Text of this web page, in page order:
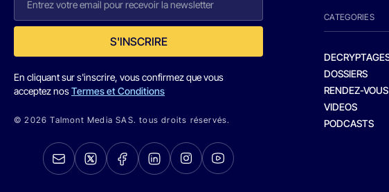
S'INSCRIRE
En cliquant sur s'inscrire, vous confirmez que vous
acceptez nosTermes et Conditions
© 2026 Talmont Media SAS. tous droits réservés.
CATEGORIES
DOSSIERS
RENDEZ-VOUS
VIDEOS
PODCASTS